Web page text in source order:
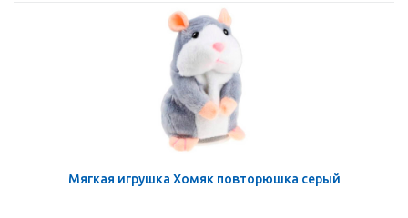
Мягкая игрушка Хомяк повторюшка серый